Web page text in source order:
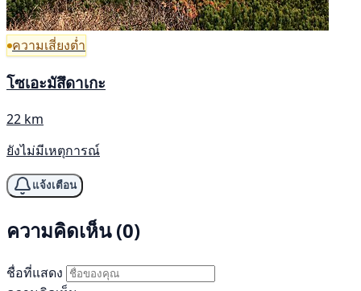
ความเสี่ยงต่ำ
โซเอะมัสึดาเกะ
22 km
ยังไม่มีเหตุการณ์
แจ้งเตือน
ความคิดเห็น (0)
ชื่อที่แสดง